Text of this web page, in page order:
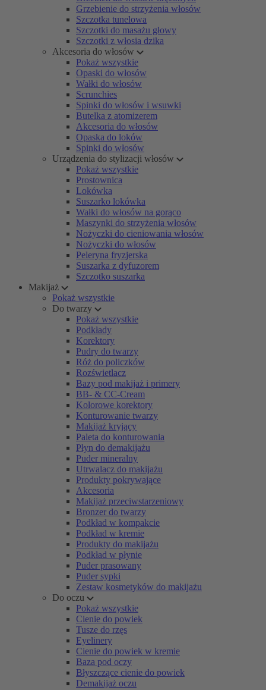
Grzebienie do strzyżenia włosów
Szczotka tunelowa
Szczotki do masażu głowy
Szczotki z włosia dzika
Akcesoria do włosów
Pokaż wszystkie
Opaski do włosów
Wałki do włosów
Scrunchies
Spinki do włosów i wsuwki
Butelka z atomizerem
Akcesoria do włosów
Opaska do loków
Spinki do włosów
Urządzenia do stylizacji włosów
Pokaż wszystkie
Prostownica
Lokówka
Suszarko lokówka
Wałki do włosów na gorąco
Maszynki do strzyżenia włosów
Nożyczki do cieniowania włosów
Nożyczki do włosów
Peleryna fryzjerska
Suszarka z dyfuzorem
Szczotko suszarka
Makijaż
Pokaż wszystkie
Do twarzy
Pokaż wszystkie
Podkłady
Korektory
Pudry do twarzy
Róż do policzków
Rozświetlacz
Bazy pod makijaż i primery
BB- & CC-Cream
Kolorowe korektory
Konturowanie twarzy
Makijaż kryjący
Paleta do konturowania
Płyn do demakijażu
Puder mineralny
Utrwalacz do makijażu
Produkty pokrywające
Akcesoria
Makijaż przeciwstarzeniowy
Bronzer do twarzy
Podkład w kompakcie
Podkład w kremie
Produkty do makijażu
Podkład w płynie
Puder prasowany
Puder sypki
Zestaw kosmetyków do makijażu
Do oczu
Pokaż wszystkie
Cienie do powiek
Tusze do rzęs
Eyelinery
Cienie do powiek w kremie
Baza pod oczy
Błyszczące cienie do powiek
Demakijaż oczu